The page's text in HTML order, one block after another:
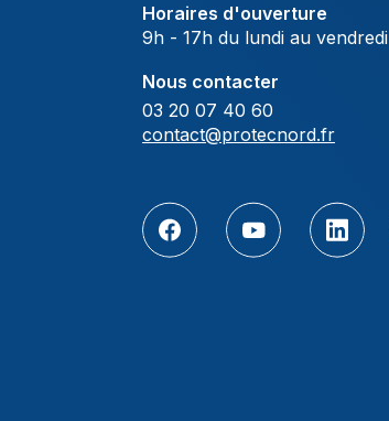
Horaires d'ouverture
9h - 17h du lundi au vendredi
Nous contacter
03 20 07 40 60
contact@protecnord.fr